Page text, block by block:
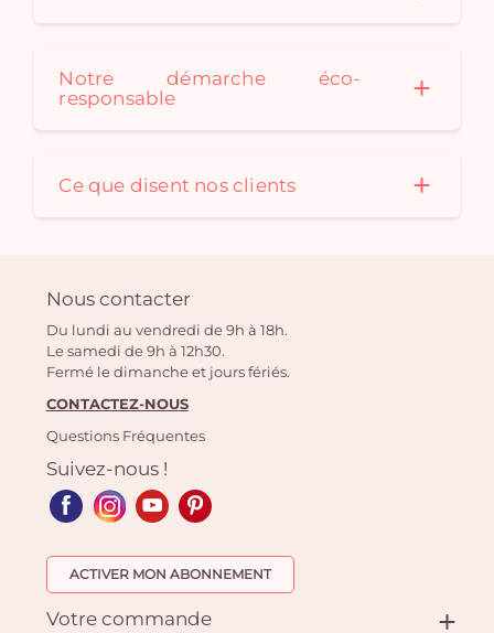
Notre démarche éco-
responsable
Ce que disent nos clients
Nous contacter
Du lundi au vendredi de 9h à 18h.
Le samedi de 9h à 12h30.
Fermé le dimanche et jours fériés.
CONTACTEZ-NOUS
Questions Fréquentes
Suivez-nous !
ACTIVER MON ABONNEMENT
Votre commande